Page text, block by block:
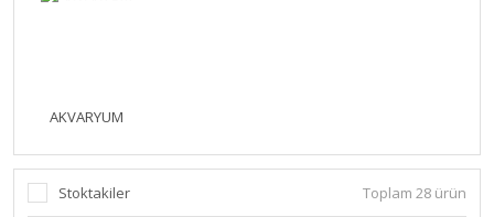
AKVARYUM
Stoktakiler Toplam 28 ürün